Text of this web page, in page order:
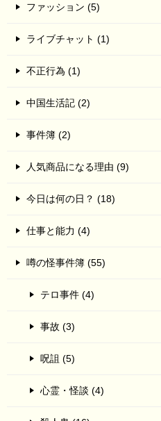
ファッション (5)
ライブチャット (1)
不正行為 (1)
中国生活記 (2)
事件簿 (2)
人気商品になる理由 (9)
今日は何の日？ (18)
仕事と能力 (4)
噂の怪事件簿 (55)
テロ事件 (4)
事故 (3)
呪詛 (5)
心霊・怪談 (4)